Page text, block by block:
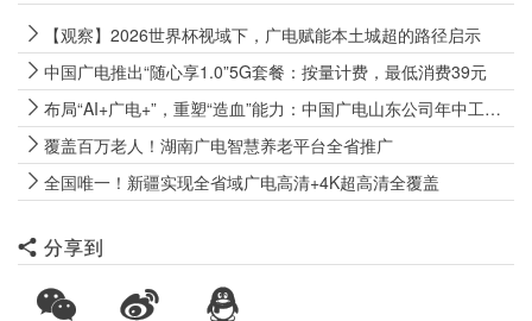
【观察】2026世界杯视域下，广电赋能本土城超的路径启示
中国广电推出“随心享1.0”5G套餐：按量计费，最低消费39元
布局“AI+广电+”，重塑“造血”能力：中国广电山东公司年中工作会释放全面转型强烈信号
覆盖百万老人！湖南广电智慧养老平台全省推广
全国唯一！新疆实现全省域广电高清+4K超高清全覆盖
分享到